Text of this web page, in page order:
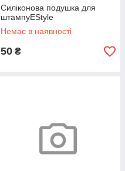
Силіконова подушка для
штампуEStyle
Немає в наявності
50 ₴